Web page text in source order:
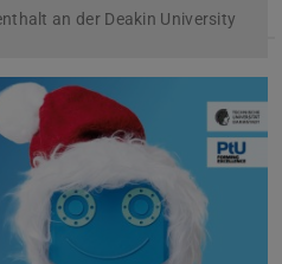
an der Deakin University